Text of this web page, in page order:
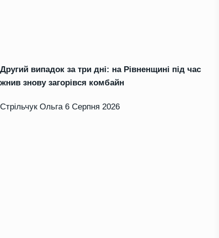
Другий випадок за три дні: на Рівненщині під час
жнив знову загорівся комбайн
Стрільчук Ольга 6 Серпня 2026